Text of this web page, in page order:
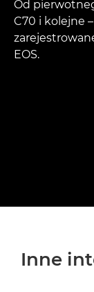
Od
C70 i kolejne
EOS.
Inne